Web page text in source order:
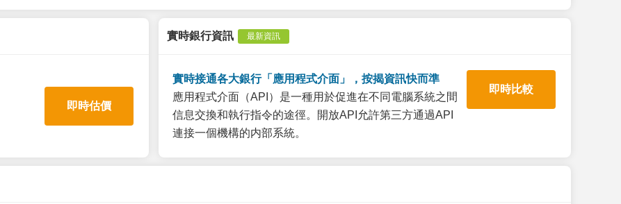
即時估價
實時銀行資訊 最新資訊
實時接通各大銀行「應用程式介面」，按揭資訊快而準
應用程式介面（API）是一種用於促進在不同電腦系統之間
信息交換和執行指令的途徑。開放API允許第三方通過API
連接一個機構的内部系統。
即時比較